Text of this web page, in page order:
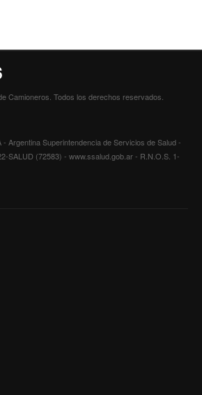
transporte
Camioneros. Todos los derechos reservados.
Argentina Superintendencia de Servicios de Salud -
SALUD (72583) - www.ssalud.gob.ar - R.N.O.S. 1-